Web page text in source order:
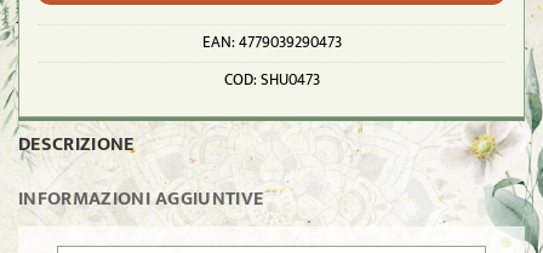
EAN:4779039290473
COD:SHU0473
DESCRIZIONE
INFORMAZIONI AGGIUNTIVE